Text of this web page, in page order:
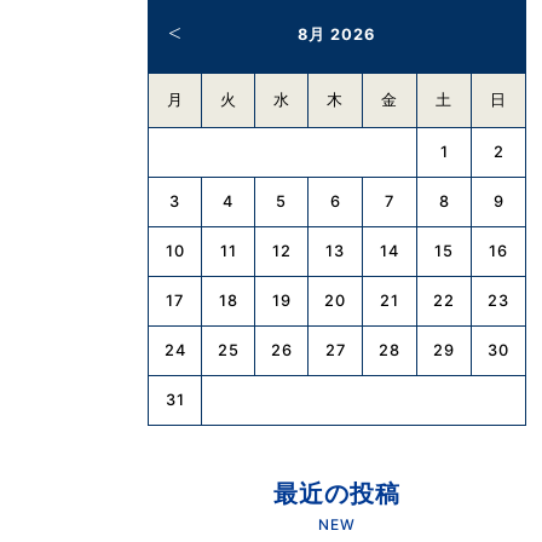
8月 2026
月 火 水 木 金 土 日
1 2
3 4 5 6 7 8 9
10 11 12 13 14 15 16
17 18 19 20 21 22 23
24 25 26 27 28 29 30
31
最近の投稿
NEW